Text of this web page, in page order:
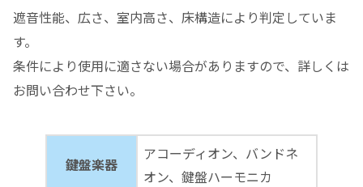
遮音性能、広さ、室内高さ、床構造により判定していま
す。
条件により使用に適さない場合がありますので、詳しくは
お問い合わせ下さい。
鍵盤楽器
アコーディオン、バンドネ
オン、鍵盤ハーモニカ